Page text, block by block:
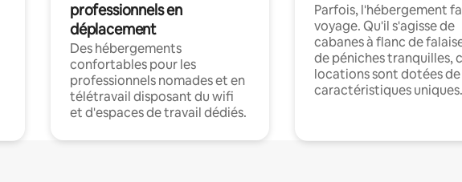
professionnels en
déplacement
Des hébergements
confortables pour les
professionnels nomades et en
télétravail disposant du wifi
et d'espaces de travail dédiés.
Parfois, l'hébergement
voyage. Qu'il s'agisse de
cabanes à flanc de
de péniches tranquilles,
locations sont dotées de
caractéristiques uniques.